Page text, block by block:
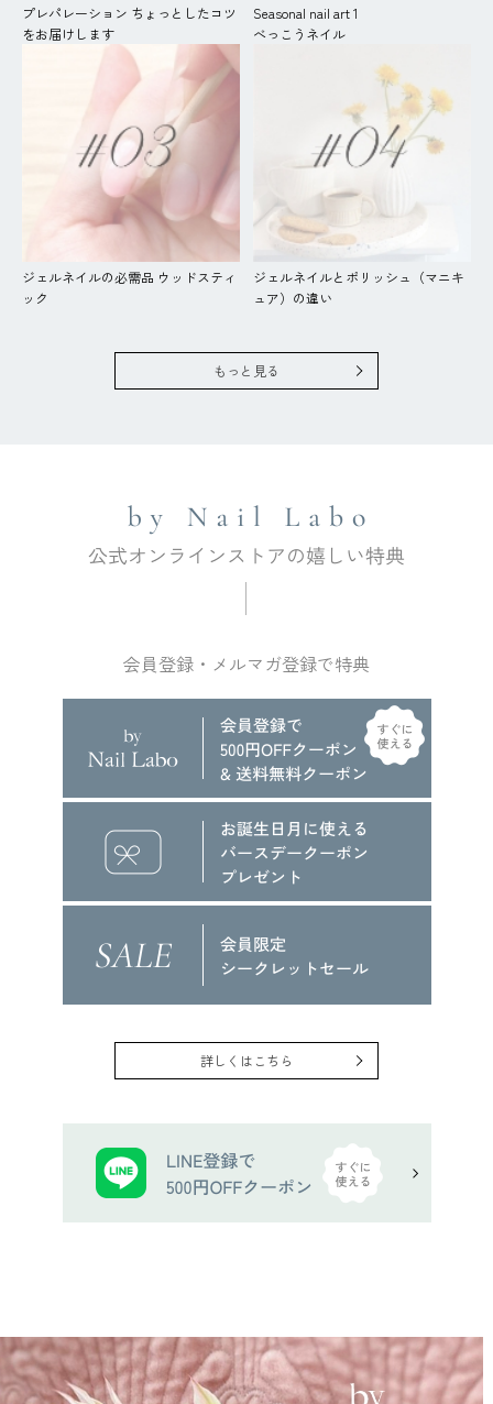
プレパレーション ちょっとしたコツ
をお届けします
Seasonal nail art 1
べっこうネイル
ジェルネイルの必需品 ウッドスティ
ック
ジェルネイルとポリッシュ（マニキ
ュア）の違い
もっと見る
会員登録・メルマガ登録で特典
詳しくはこちら